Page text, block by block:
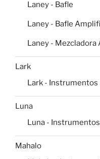
Laney - Bafle
Laney - Bafle
Laney - Mezcladora
Lark
Lark - Instrumentos
Luna
Luna - Instrumentos
Mahalo